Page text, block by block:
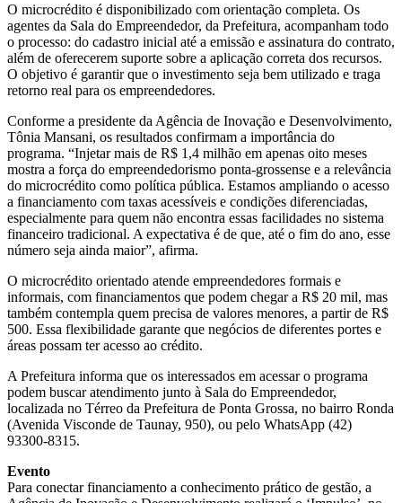
O microcrédito é disponibilizado com orientação completa. Os
agentes da Sala do Empreendedor, da Prefeitura, acompanham todo
o processo: do cadastro inicial até a emissão e assinatura do contrato,
além de oferecerem suporte sobre a aplicação correta dos recursos.
O objetivo é garantir que o investimento seja bem utilizado e traga
retorno real para os empreendedores.
Conforme a presidente da Agência de Inovação e Desenvolvimento,
Tônia Mansani, os resultados confirmam a importância do
programa. “Injetar mais de R$ 1,4 milhão em apenas oito meses
mostra a força do empreendedorismo ponta-grossense e a relevância
do microcrédito como política pública. Estamos ampliando o acesso
a financiamento com taxas acessíveis e condições diferenciadas,
especialmente para quem não encontra essas facilidades no sistema
financeiro tradicional. A expectativa é de que, até o fim do ano, esse
número seja ainda maior”, afirma.
O microcrédito orientado atende empreendedores formais e
informais, com financiamentos que podem chegar a R$ 20 mil, mas
também contempla quem precisa de valores menores, a partir de R$
500. Essa flexibilidade garante que negócios de diferentes portes e
áreas possam ter acesso ao crédito.
A Prefeitura informa que os interessados em acessar o programa
podem buscar atendimento junto à Sala do Empreendedor,
localizada no Térreo da Prefeitura de Ponta Grossa, no bairro Ronda
(Avenida Visconde de Taunay, 950), ou pelo WhatsApp (42)
93300-8315.
Evento
Para conectar financiamento a conhecimento prático de gestão, a